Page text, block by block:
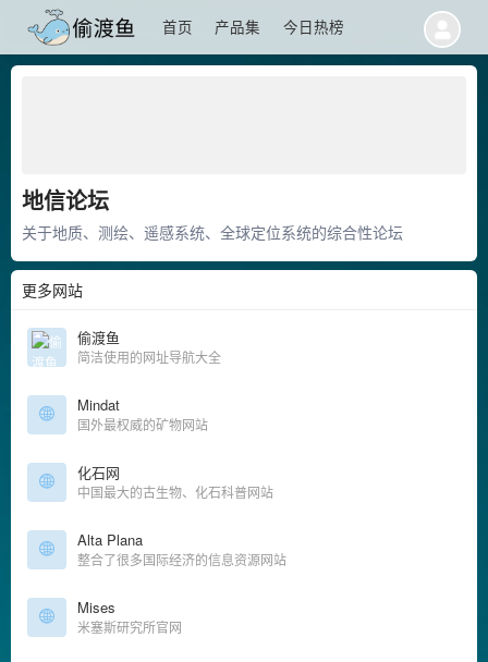
首页 产品集 今日热榜
地信论坛
关于地质、测绘、遥感系统、全球定位系统的综合性论坛
更多网站
偷渡鱼
简洁使用的网址导航大全
Mindat
国外最权威的矿物网站
化石网
中国最大的古生物、化石科普网站
Alta Plana
整合了很多国际经济的信息资源网站
Mises
米塞斯研究所官网